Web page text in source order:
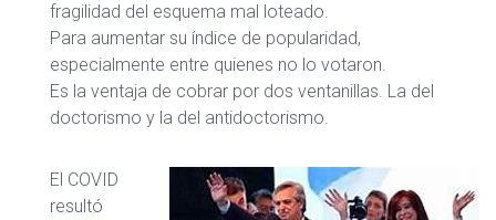
fragilidad del esquema mal loteado.
Para aumentar su índice de popularidad,
especialmente entre quienes no lo votaron.
Es la ventaja de cobrar por dos ventanillas. La del
doctorismo y la del antidoctorismo.
El COVID
resultó